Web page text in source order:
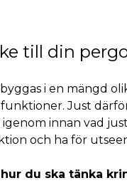
till din
i en mängd
Just
innan vad
och ha för
du ska tänka